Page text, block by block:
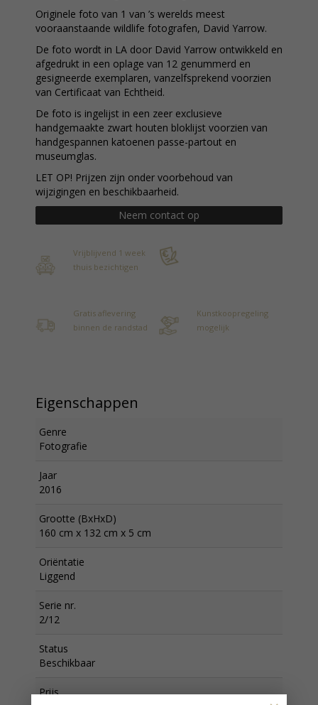
Originele foto van 1 van ’s werelds meest
vooraanstaande wildlife fotografen, David Yarrow.
De foto wordt in LA door David Yarrow ontwikkeld en
afgedrukt in een oplage van 12 genummerd en
gesigneerde exemplaren, vanzelfsprekend voorzien
van Certificaat van Echtheid.
De foto is ingelijst in een zeer exclusieve
handgemaakte zwart houten bloklijst voorzien van
handgespannen katoenen passe-partout en
museumglas.
LET OP! Prijzen zijn onder voorbehoud van
wijzigingen en beschikbaarheid.
Neem contact op
Vrijblijvend 1 week
thuis bezichtigen
Gratis aflevering
binnen de randstad
Kunstkoopregeling
mogelijk
Eigenschappen
Genre
Fotografie
Jaar
2016
Grootte (BxHxD)
160 cm x 132 cm x 5 cm
Oriëntatie
Liggend
Serie nr.
2/12
Status
Beschikbaar
Prijs